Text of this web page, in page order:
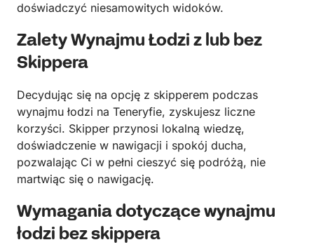
doświadczyć niesamowitych widoków.
Zalety Wynajmu Łodzi z lub bez
Skippera
Decydując się na opcję z skipperem podczas
wynajmu łodzi na Teneryfie, zyskujesz liczne
korzyści. Skipper przynosi lokalną wiedzę,
doświadczenie w nawigacji i spokój ducha,
pozwalając Ci w pełni cieszyć się podróżą, nie
martwiąc się o nawigację.
Wymagania dotyczące wynajmu
łodzi bez skippera